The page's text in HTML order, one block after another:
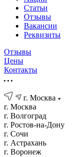
Статьи
Отзывы
Вакансии
Реквизиты
Отзывы
Цены
Контакты
г. Москва
г. Москва
г. Волгоград
г. Ростов-на-Дону
г. Сочи
г. Астрахань
г. Воронеж